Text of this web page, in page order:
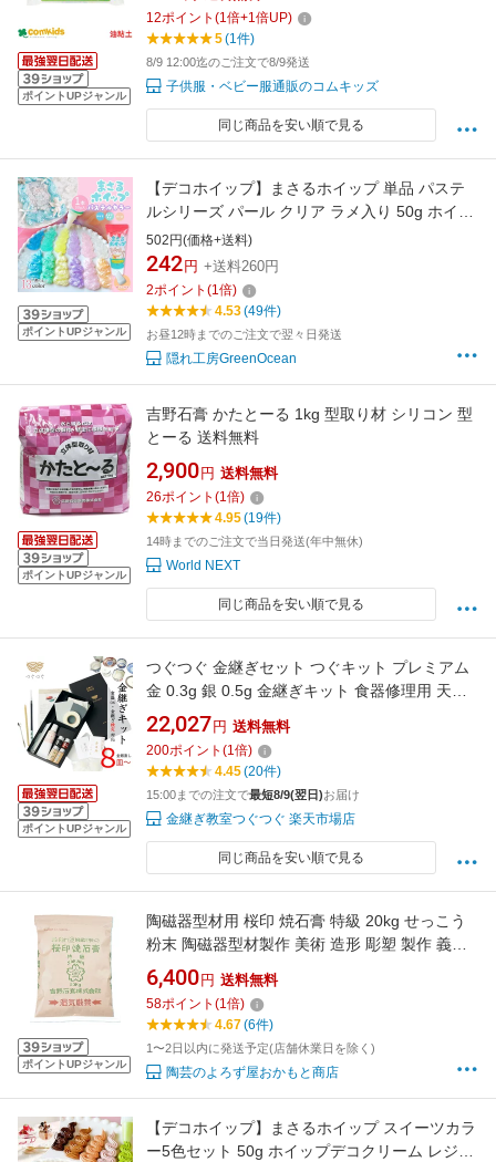
ポイントUPジャンル
12ポイント (1倍+1倍UP)
5(1件)
8/9 12:00迄のご注文で8/9発送
子供服・ベビー服通販のコムキッズ
同じ商品を安い順で見る
ポイントUPジャンル
【デコホイップ】まさるホイップ 単品 パステ
ルシリーズ パール クリア ラメ入り 50g ホイッ
プデコクリーム クラフト 推し活 手芸
GreenOceanオリジナル♪《選べる13色》 GK
502円(価格+送料)
242 円 +送料260円
2ポイント (1倍)
4.53(49件)
お昼12時までのご注文で翌々日発送
隠れ工房GreenOcean
ポイントUPジャンル
吉野石膏 かたとーる 1kg 型取り材 シリコン 型
とーる 送料無料
2,900 円 送料無料
26ポイント (1倍)
4.95(19件)
14時までのご注文で当日発送(年中無休)
World NEXT
同じ商品を安い順で見る
ポイントUPジャンル
つぐつぐ 金継ぎセット つぐキット プレミアム
金 0.3g 銀 0.5g 金継ぎキット 食器修理用 天然
漆 日本伝統技法 漆 初心者 中級 金継ぎ きんつ
ぎ 金つぎ 金継 TSUGUKIT 金粉 スターター 修
繕 補修 修理 陶器 欠け 食器 安全 キット セット
送料無料 プレゼント ギフト 母の日
22,027 円 送料無料
200ポイント (1倍)
4.45(20件)
15:00までの注文で最短8/9(翌日)お届け
金継ぎ教室つぐつぐ 楽天市場店
同じ商品を安い順で見る
ポイントUPジャンル
陶磁器型材用 桜印 焼石膏 特級 20kg せっこう
粉末 陶磁器型材製作 美術 造形 彫塑 製作 義肢
装具製作 石膏 陶芸 型
6,400 円 送料無料
58ポイント (1倍)
4.67(6件)
1〜2日以内に発送予定(店舗休業日を除く)
陶芸のよろず屋おかもと商店
【デコホイップ】まさるホイップ スイーツカラ
ー5色セット 50g ホイップデコクリーム レジン